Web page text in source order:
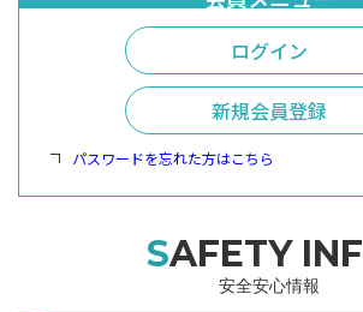
ログイン
新規会員登録
パスワードを忘れた方はこちら
SAFETY
安全安心情報